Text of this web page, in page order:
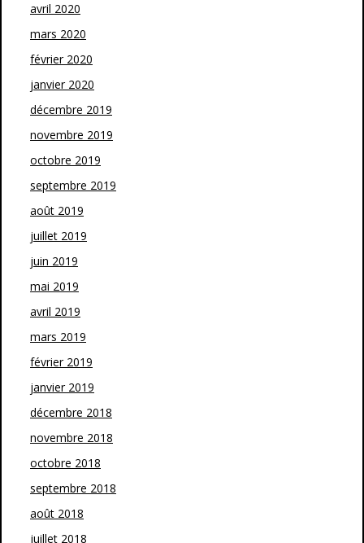
avril 2020
mars 2020
février 2020
janvier 2020
décembre 2019
novembre 2019
octobre 2019
septembre 2019
août 2019
juillet 2019
juin 2019
mai 2019
avril 2019
mars 2019
février 2019
janvier 2019
décembre 2018
novembre 2018
octobre 2018
septembre 2018
août 2018
juillet 2018